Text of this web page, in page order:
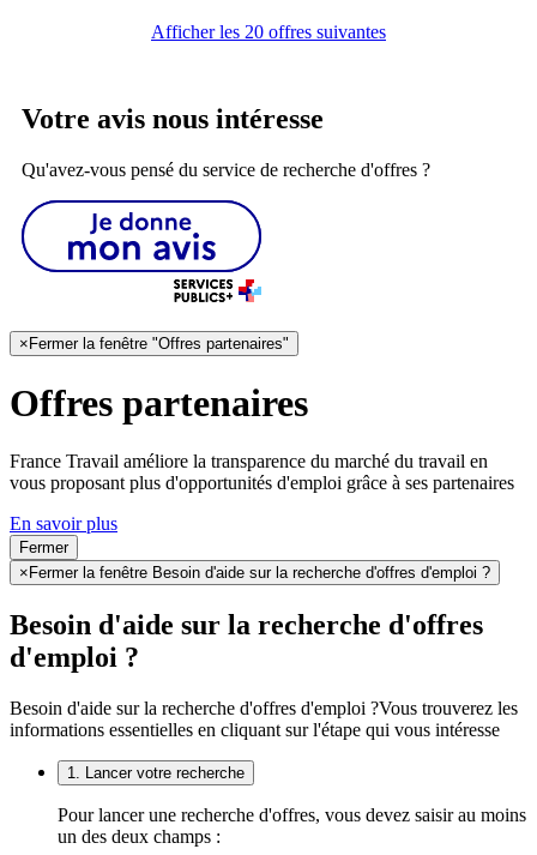
Afficher les 20 offres suivantes
Votre avis nous intéresse
Qu'avez-vous pensé du service de recherche d'offres ?
×Fermer la fenêtre "Offres partenaires"
Offres partenaires
France Travail améliore la transparence du marché du travail en
vous proposant plus d'opportunités d'emploi grâce à ses partenaires
En savoir plus
Fermer
× Fermer la fenêtre Besoin d'aide sur la recherche d'offres d'emploi ?
Besoin d'aide sur la recherche d'offres
d'emploi ?
Besoin d'aide sur la recherche d'offres d'emploi ?Vous trouverez les
informations essentielles en cliquant sur l'étape qui vous intéresse
1. Lancer votre recherche
Pour lancer une recherche d'offres, vous devez saisir au moins
un des deux champs :